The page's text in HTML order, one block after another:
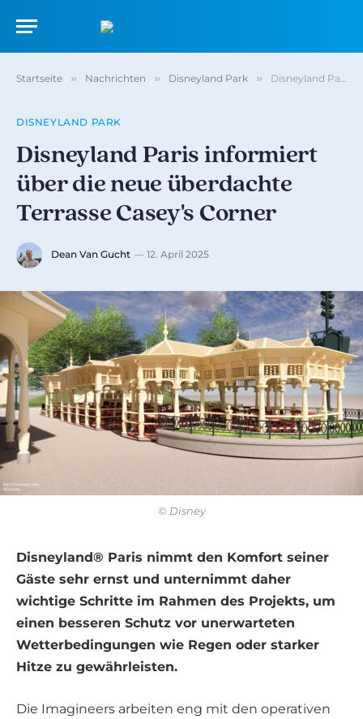
Startseite » Nachrichten » Disneyland Park » Disneyland Paris informiert über die neue überdachte Terrasse Casey's Corner
DISNEYLAND PARK
Disneyland Paris informiert
über die neue überdachte
Terrasse Casey's Corner
Dean Van Gucht 12. April 2025
© Disney
Disneyland® Paris nimmt den Komfort seiner
Gäste sehr ernst und unternimmt daher
wichtige Schritte im Rahmen des Projekts, um
einen besseren Schutz vor unerwarteten
Wetterbedingungen wie Regen oder starker
Hitze zu gewährleisten.
Die Imagineers arbeiten eng mit den operativen